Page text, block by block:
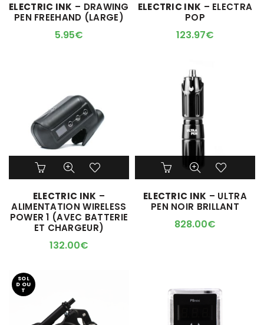
ELECTRIC INK – DRAWING
PEN FREEHAND (LARGE)
5.95€
plusieurs
variations.
Les
choisies
sur
page
du
produit
ELECTRIC INK – ELECTRA
POP
123.97€
ELECTRIC INK –
ALIMENTATION WIRELESS
POWER 1 (AVEC BATTERIE
ET CHARGEUR)
132.00€
ELECTRIC INK – ULTRA
PEN NOIR BRILLANT
828.00€
SOL
D OU
T